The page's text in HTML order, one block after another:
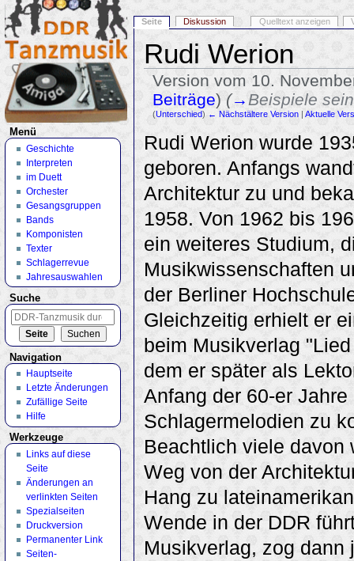
Rudi Werion
Version vom 10.
Beiträge) (→ Beispiele
(Unterschied) ← Nächstältere Version| Aktuelle
Rudi Werion wurde
geboren. Anfangs
Architektur zu und
1958. Von 1962 bis
ein weiteres Studium,
Musikwissenschaften
der Berliner
Gleichzeitig erhielt er
beim Musikverlag
dem er später als
Anfang der 60-er
Schlagermelodien zu
Beachtlich viele davon
Weg von der
Hang zu
Wende in der DDR
Musikverlag, zog dann
Seite Diskussion Quelltext anzeigen
Menü
Geschichte
Interpreten
im Duett
Orchester
Gesangsgruppen
Bands
Komponisten
Texter
Schlagerrevue
Jahresauswahlen
Suche
Navigation
Hauptseite
Letzte Änderungen
Zufällige Seite
Hilfe
Werkzeuge
Links auf diese
Seite
Änderungen an
verlinkten Seiten
Spezialseiten
Druckversion
Permanenter Link
Seiten­